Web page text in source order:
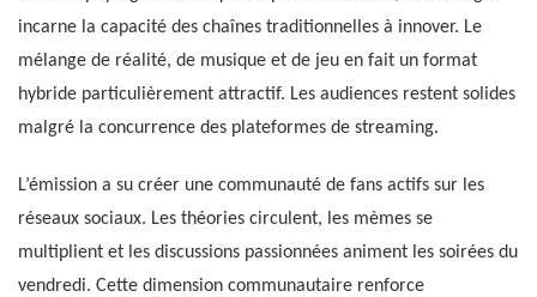
incarne la capacité des chaînes traditionnelles à innover. Le
mélange de réalité, de musique et de jeu en fait un format
hybride particulièrement attractif. Les audiences restent solides
malgré la concurrence des plateformes de streaming.
L’émission a su créer une communauté de fans actifs sur les
réseaux sociaux. Les théories circulent, les mèmes se
multiplient et les discussions passionnées animent les soirées du
vendredi. Cette dimension communautaire renforce